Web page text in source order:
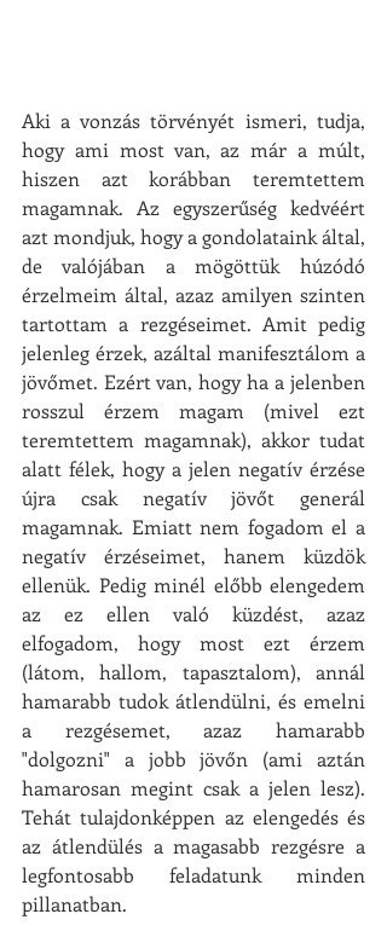
Aki a vonzás törvényét ismeri, tudja,
hogy ami most van, az már a múlt,
hiszen azt korábban teremtettem
magamnak. Az egyszerűség kedvéért
azt mondjuk, hogy a gondolataink által,
de valójában a mögöttük húzódó
érzelmeim által, azaz amilyen szinten
tartottam a rezgéseimet. Amit pedig
jelenleg érzek, azáltal manifesztálom a
jövőmet. Ezért van, hogy ha a jelenben
rosszul érzem magam (mivel ezt
teremtettem magamnak), akkor tudat
alatt félek, hogy a jelen negatív érzése
újra csak negatív jövőt generál
magamnak. Emiatt nem fogadom el a
negatív érzéseimet, hanem küzdök
ellenük. Pedig minél előbb elengedem
az ez ellen való küzdést, azaz
elfogadom, hogy most ezt érzem
(látom, hallom, tapasztalom), annál
hamarabb tudok átlendülni, és emelni
a rezgésemet, azaz hamarabb
"dolgozni" a jobb jövőn (ami aztán
hamarosan megint csak a jelen lesz).
Tehát tulajdonképpen az elengedés és
az átlendülés a magasabb rezgésre a
legfontosabb feladatunk minden
pillanatban.